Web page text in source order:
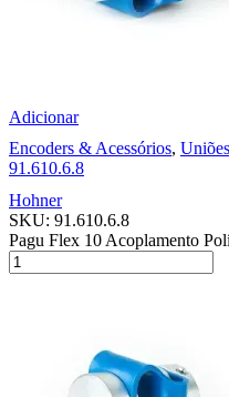
Adicionar
Encoders & Acessórios,
91.610.6.8
Hohner
SKU: 91.610.6.8
Pagu Flex 10 Acoplamento